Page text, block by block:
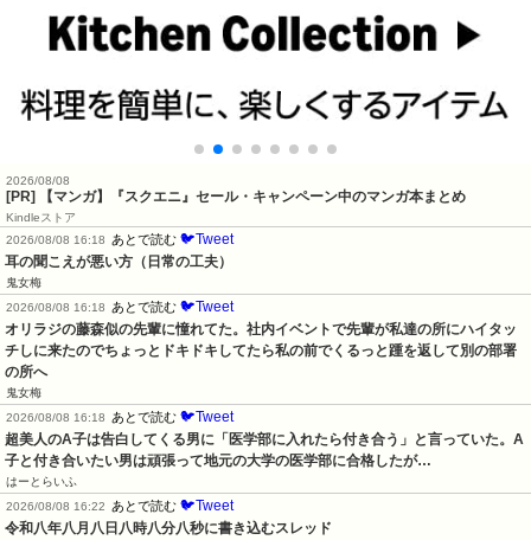
2026/08/08
[PR] 【マンガ】『スクエニ』セール・キャンペーン中のマンガ本まとめ
Kindleストア
2026/08/08 16:18
あとで読む 🐦Tweet
耳の聞こえが悪い方（日常の工夫）
鬼女梅
2026/08/08 16:18
あとで読む 🐦Tweet
オリラジの藤森似の先輩に憧れてた。社内イベントで先輩が私達の所にハイタッ
チしに来たのでちょっとドキドキしてたら私の前でくるっと踵を返して別の部署
の所へ
鬼女梅
2026/08/08 16:18
あとで読む 🐦Tweet
超美人のA子は告白してくる男に「医学部に入れたら付き合う」と言っていた。A
子と付き合いたい男は頑張って地元の大学の医学部に合格したが…
はーとらいふ
2026/08/08 16:22
あとで読む 🐦Tweet
令和八年八月八日八時八分八秒に書き込むスレッド